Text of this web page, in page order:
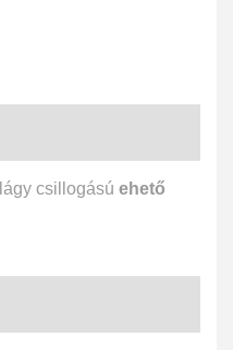
csillogású ehető